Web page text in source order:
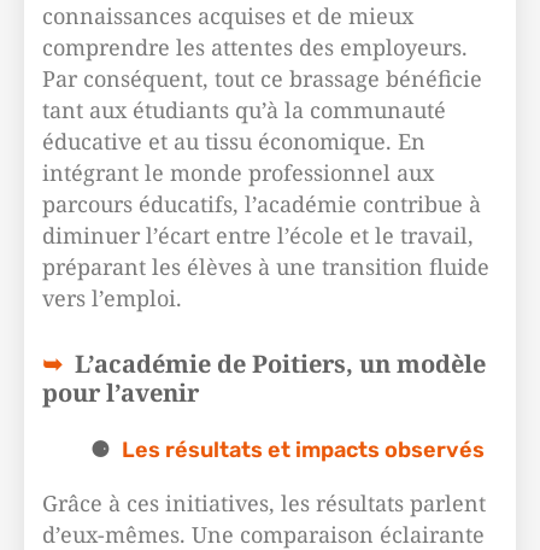
connaissances acquises et de mieux
comprendre les attentes des employeurs.
Par conséquent, tout ce brassage bénéficie
tant aux étudiants qu’à la communauté
éducative et au tissu économique. En
intégrant le monde professionnel aux
parcours éducatifs, l’académie contribue à
diminuer l’écart entre l’école et le travail,
préparant les élèves à une transition fluide
vers l’emploi.
L’académie de Poitiers, un modèle
pour l’avenir
Les résultats et impacts observés
Grâce à ces initiatives, les résultats parlent
d’eux-mêmes. Une comparaison éclairante